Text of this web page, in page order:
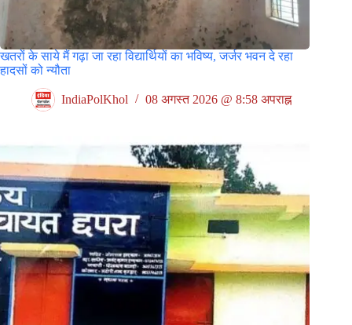
खतरों के साये मैं गढ़ा जा रहा विद्यार्थियों का भविष्य, जर्जर भवन दे रहा
हादसों को न्यौता
IndiaPolKhol 08 अगस्त 2026 @ 8:58 अपराह्न